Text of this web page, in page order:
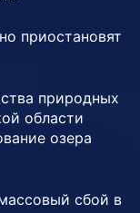
приостановят
природных
области
озера
сбой в